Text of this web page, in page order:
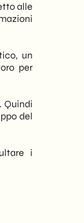
alle
un
per
Quindi
del
i